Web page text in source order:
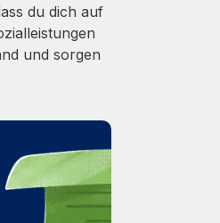
du dich auf
und sorgen